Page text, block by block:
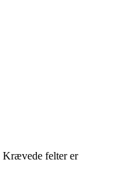
Krævede felter er